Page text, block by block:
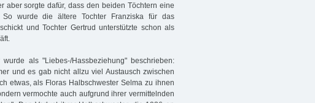
aber sorgte dafür, dass den beiden Töchtern eine
So wurde die ältere Tochter Franziska für das
und Tochter Gertrud unterstützte schon als
als "Liebes-/Hassbeziehung" beschrieben:
und es gab nicht allzu viel Austausch zwischen
etwas, als Floras Halbschwester Selma zu ihnen
vermochte auch aufgrund ihrer vermittelnden